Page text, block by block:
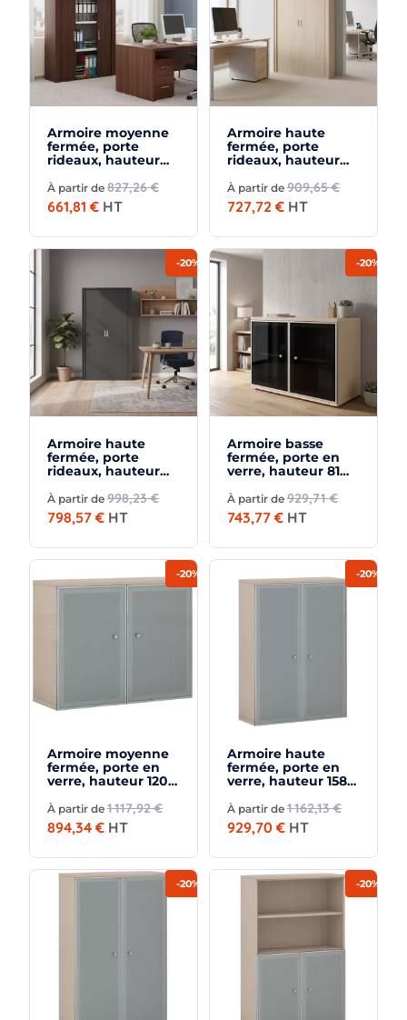
Armoire moyenne
fermée, porte
rideaux, hauteur
À partir de 827,26 €
661,81 € HT
Armoire haute
fermée, porte
rideaux, hauteur
À partir de 909,65 €
727,72 € HT
Armoire haute
fermée, porte
rideaux, hauteur
À partir de 998,23 €
798,57 € HT
-20%
Armoire basse
fermée, porte en
verre, hauteur 81
À partir de 929,71 €
743,77 € HT
-20%
Armoire moyenne
fermée, porte en
verre, hauteur 120
À partir de 1 117,92 €
894,34 € HT
-20%
Armoire haute
fermée, porte en
verre, hauteur 158
À partir de 1 162,13 €
929,70 € HT
-20%
-20% -20%